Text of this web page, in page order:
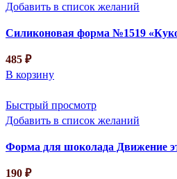
Добавить в список желаний
Силиконовая форма №1519
485 ₽
В корзину
Быстрый просмотр
Добавить в список желаний
Форма для шоколада Движение
190 ₽